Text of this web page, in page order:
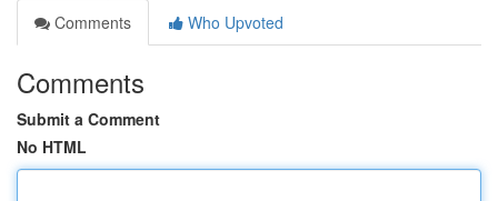
Comments
Who Upvoted
Comments
Submit a Comment
No HTML